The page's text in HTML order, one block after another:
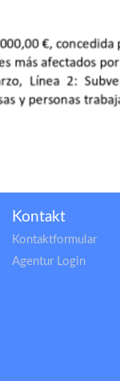
Kontakt
Kontaktformular
Agentur Login